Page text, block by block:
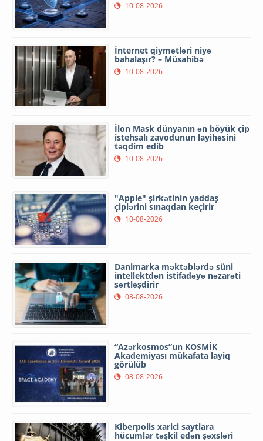
10-08-2026
İnternet qiymətləri niyə
bahalaşır? – Müsahibə
10-08-2026
İlon Mask dünyanın ən böyük çip
istehsalı zavodunun layihəsini
təqdim edib
10-08-2026
"Apple" şirkətinin yaddaş
çiplərini sınaqdan keçirir
10-08-2026
Danimarka məktəblərdə süni
intellektdən istifadəyə nəzarəti
sərtləşdirir
08-08-2026
“Azərkosmos”un KOSMİK
Akademiyası mükafata layiq
görülüb
08-08-2026
Kiberpolis xarici saytlara
hücumlar təşkil edən şəxsləri